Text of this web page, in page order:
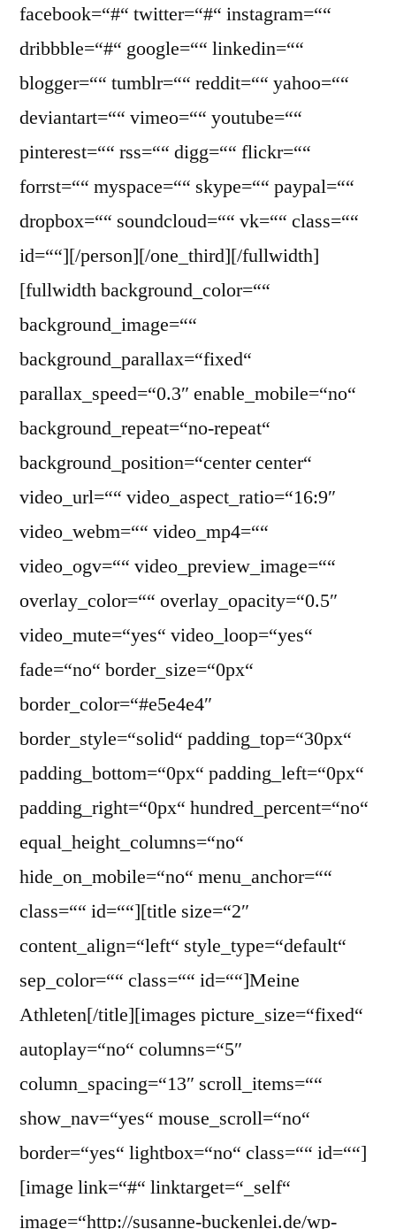
facebook=“#“ twitter=“#“ instagram=““
dribbble=“#“ google=““ linkedin=““
blogger=““ tumblr=““ reddit=““ yahoo=““
deviantart=““ vimeo=““ youtube=““
pinterest=““ rss=““ digg=““ flickr=““
forrst=““ myspace=““ skype=““ paypal=““
dropbox=““ soundcloud=““ vk=““ class=““
id=““][/person][/one_third][/fullwidth]
[fullwidth background_color=““
background_image=““
background_parallax=“fixed“
parallax_speed=“0.3″ enable_mobile=“no“
background_repeat=“no-repeat“
background_position=“center center“
video_url=““ video_aspect_ratio=“16:9″
video_webm=““ video_mp4=““
video_ogv=““ video_preview_image=““
overlay_color=““ overlay_opacity=“0.5″
video_mute=“yes“ video_loop=“yes“
fade=“no“ border_size=“0px“
border_color=“#e5e4e4″
border_style=“solid“ padding_top=“30px“
padding_bottom=“0px“ padding_left=“0px“
padding_right=“0px“ hundred_percent=“no“
equal_height_columns=“no“
hide_on_mobile=“no“ menu_anchor=““
class=““ id=““][title size=“2″
content_align=“left“ style_type=“default“
sep_color=““ class=““ id=““]Meine
Athleten[/title][images picture_size=“fixed“
autoplay=“no“ columns=“5″
column_spacing=“13″ scroll_items=““
show_nav=“yes“ mouse_scroll=“no“
border=“yes“ lightbox=“no“ class=““ id=““]
[image link=“#“ linktarget=“_self“
image=“http://susanne-buckenlei.de/wp-